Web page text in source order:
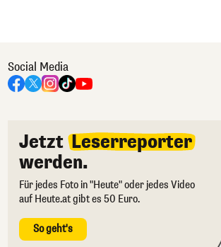
Social Media
Jetzt Leserreporter
werden.
Für jedes Foto in "Heute" oder jedes Video
auf Heute.at gibt es 50 Euro.
So geht's